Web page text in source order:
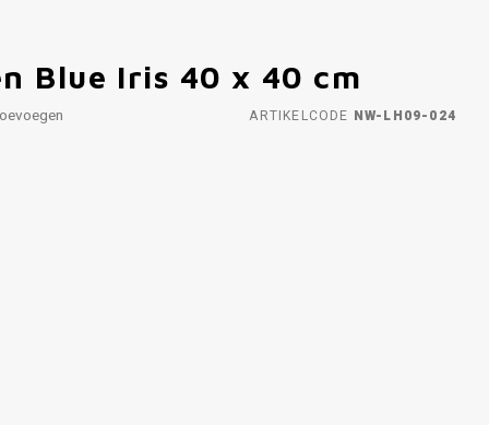
Blue Iris 40 x 40 cm
ARTIKELCODE NW-LH09-024